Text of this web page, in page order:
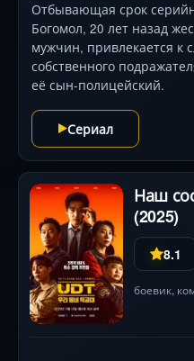
Отбывающая срок
Богомол, 20 лет назад
мужчин, привлекается к
собственного
её сын-полицейский.
Сериал
Наш
(2025)
8.1
боевик,